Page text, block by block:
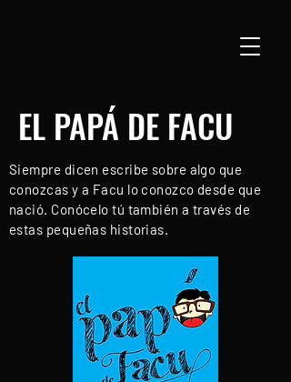
EL PAPÁ DE FACU
Siempre dicen escribe sobre algo que
conozcas y a Facu lo conozco desde que
nació. Conócelo tú también a través de
estas pequeñas historias.